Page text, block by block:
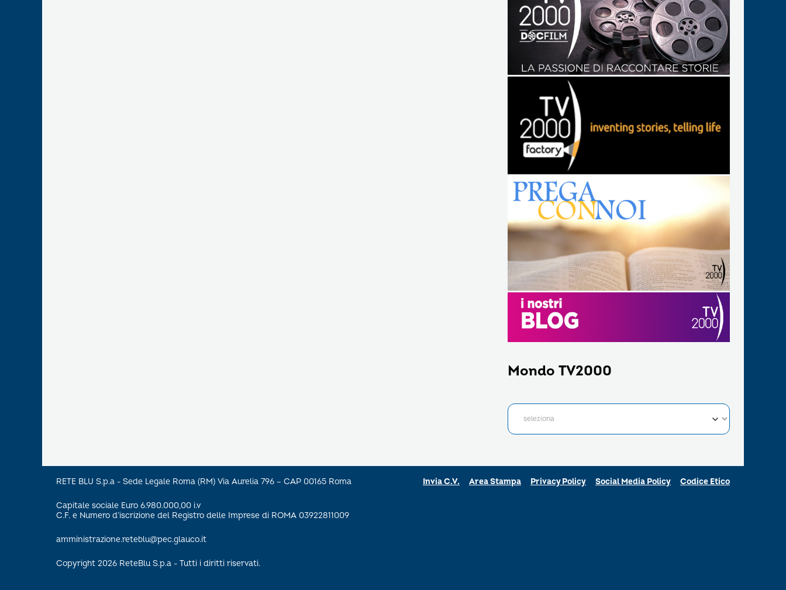
Mondo TV2000
RETE BLU S.p.a - Sede Legale Roma (RM) Via Aurelia 796 – CAP 00165 Roma
Capitale sociale Euro 6.980.000,00 i.v
C.F. e Numero d’iscrizione del Registro delle Imprese di ROMA 03922811009
amministrazione.reteblu@pec.glauco.it
Copyright 2026 ReteBlu S.p.a - Tutti i diritti riservati.
Invia C.V. Area Stampa Privacy Policy Social Media Policy Codice Etico